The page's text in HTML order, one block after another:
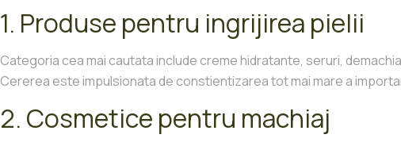
1. Produse pentru ingrijirea pielii
Categoria cea mai cautata include creme hidratante, seruri,
Cererea este impulsionata de constientizarea tot mai mare a
2. Cosmetice pentru machiaj